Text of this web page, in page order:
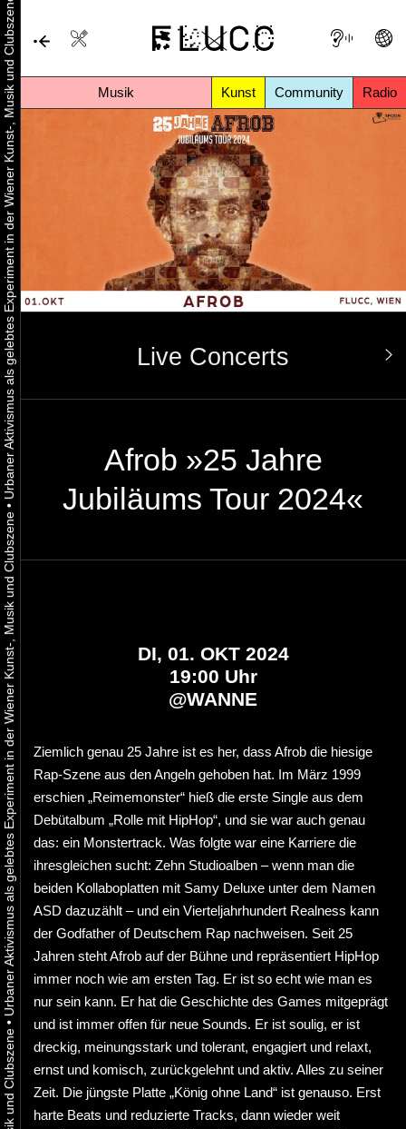
Musik Kunst Community Radio
•
Urbaner Aktivismus als gelebtes Experiment in der Wiener Kunst-, Musik und Clubszene
•
Urbaner Aktivismus als gelebtes Experiment in der Wiener Kunst-, Musik und Clubszene Live Concerts
Afrob »25 Jahre
Jubiläums Tour 2024«
DI, 01. OKT 2024
19:00 Uhr
@WANNE
Ziemlich genau 25 Jahre ist es her, dass Afrob die hiesige
Rap-Szene aus den Angeln gehoben hat. Im März 1999
erschien „Reimemonster“ hieß die erste Single aus dem
Debütalbum „Rolle mit HipHop“, und sie war auch genau
das: ein Monstertrack. Was folgte war eine Karriere die
ihresgleichen sucht: Zehn Studioalben – wenn man die
beiden Kollaboplatten mit Samy Deluxe unter dem Namen
ASD dazuzählt – und ein Vierteljahrhundert Realness kann
der Godfather of Deutschem Rap nachweisen. Seit 25
Jahren steht Afrob auf der Bühne und repräsentiert HipHop
immer noch wie am ersten Tag. Er ist so echt wie man es
nur sein kann. Er hat die Geschichte des Games mitgeprägt
und ist immer offen für neue Sounds. Er ist soulig, er ist
dreckig, meinungsstark und tolerant, engagiert und relaxt,
ernst und komisch, zurückgelehnt und aktiv. Alles zu seiner
Zeit. Die jüngste Platte „König ohne Land“ ist genauso. Erst
harte Beats und reduzierte Tracks, dann wieder weit